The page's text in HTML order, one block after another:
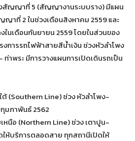
สัญญาที่ 5 (สัญญางานระบบราง) มีแผน
าที่ 2 ในช่วงเดือนสิงหาคม 2559 และ
ในเดือนกันยายน 2559 โดยในส่วนของ
การรถไฟฟ้าสายสีน้ำเงิน ช่วงหัวลำโพง
ท่าพระ มีการวางแผนการเปิดเดินรถเป็น
ต้ (Southern Line) ช่วง หัวลำโพง-
มภาพันธ์ 2562
หนือ (Northern Line) ช่วง เตาปูน-
ให้บริการตลอดสาย ทุกสถานีเปิดให้